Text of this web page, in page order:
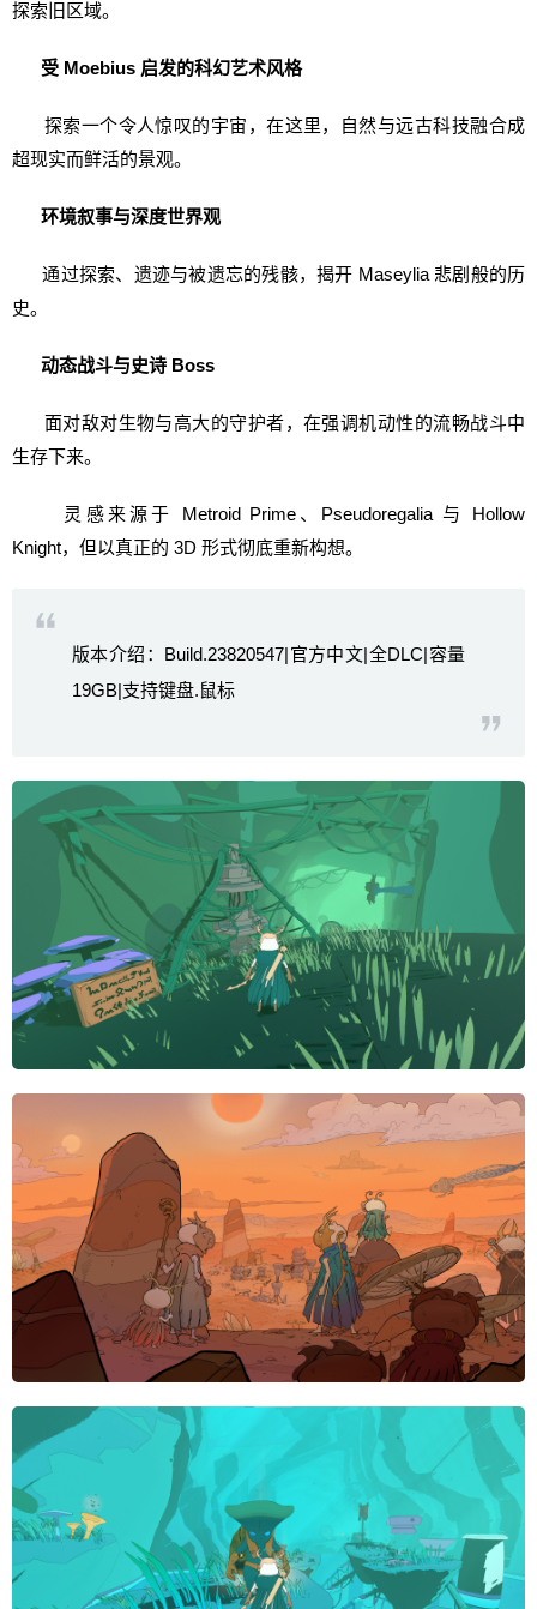
探索旧区域。
受 Moebius 启发的科幻艺术风格
探索一个令人惊叹的宇宙，在这里，自然与远古科技融合成
超现实而鲜活的景观。
环境叙事与深度世界观
通过探索、遗迹与被遗忘的残骸，揭开 Maseylia 悲剧般的历
史。
动态战斗与史诗 Boss
面对敌对生物与高大的守护者，在强调机动性的流畅战斗中
生存下来。
灵感来源于 Metroid Prime、Pseudoregalia 与 Hollow
Knight，但以真正的 3D 形式彻底重新构想。
版本介绍：Build.23820547|官方中文|全DLC|容量
19GB|支持键盘.鼠标